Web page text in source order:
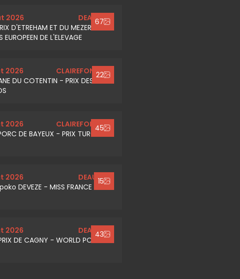
67
2026
DEAUVILLE
D'ETREHAM ET DU MEZERAY -
EUROPEEN DE L'ELEVAGE
22
2026
CLAIREFONTAINE
DU COTENTIN - PRIX DES
45
2026
CLAIREFONTAINE
DE BAYEUX - PRIX TURGEON
15
2026
DEAUVILLE
DEVEZE - MISS FRANCE
43
2026
DEAUVILLE
DE CAGNY - WORLD POOL BY